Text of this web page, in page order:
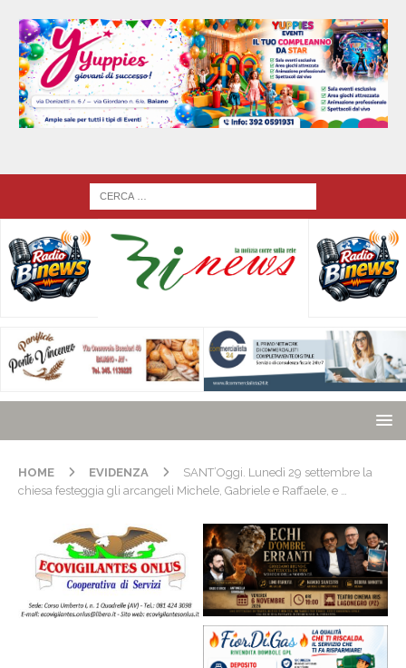
HOME EVIDENZA
SANT’Oggi. Lunedì 29 settembre la
chiesa festeggia gli arcangeli Michele, Gabriele e Raffaele, e …